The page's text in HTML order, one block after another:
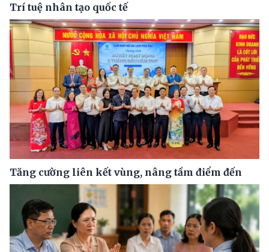
Trí tuệ nhân tạo quốc tế
Tăng cường liên kết vùng, nâng tầm điểm đến